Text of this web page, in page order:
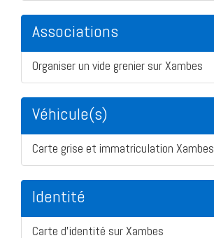
Associations
Organiser un vide grenier sur Xambes
Véhicule(s)
Carte grise et immatriculation Xambes
Identité
Carte d'identité sur Xambes